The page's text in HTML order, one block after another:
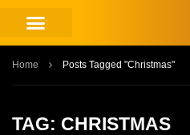
Home Posts Tagged "Christmas"
TAG: CHRISTMAS